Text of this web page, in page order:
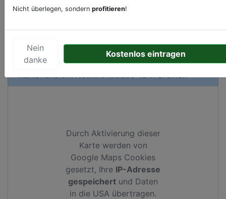
Ihr Unternehmen anbietet und womit Sie sich von
KartenansichtNeukirchstraße 42inBremen
Durch Aktivierung dieser
Karte werden von
Google Maps Cookies
gesetzt, Ihre IP-Adresse
gespeichert und Daten
in die USA übertragen.
Nicht überlegen, sondern profitieren!
Nein
danke
Kostenlos eintragen